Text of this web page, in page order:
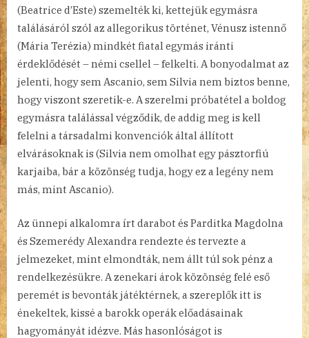
(Beatrice d’Este) szemelték ki, kettejük egymásra
találásáról szól az allegorikus történet, Vénusz istennő
(Mária Terézia) mindkét fiatal egymás iránti
érdeklődését – némi csellel – felkelti. A bonyodalmat az
jelenti, hogy sem Ascanio, sem Silvia nem biztos benne,
hogy viszont szeretik-e. A szerelmi próbatétel a boldog
egymásra találással végződik, de addig meg is kell
felelni a társadalmi konvenciók által állított
elvárásoknak is (Silvia nem omolhat egy pásztorfiú
karjaiba, bár a közönség tudja, hogy ez a legény nem
más, mint Ascanio).
Az ünnepi alkalomra írt darabot és Parditka Magdolna
és Szemerédy Alexandra rendezte és tervezte a
jelmezeket, mint elmondták, nem állt túl sok pénz a
rendelkezésükre. A zenekari árok közönség felé eső
peremét is bevonták játéktérnek, a szereplők itt is
énekeltek, kissé a barokk operák előadásainak
hagyományát idézve. Más hasonlóságot is